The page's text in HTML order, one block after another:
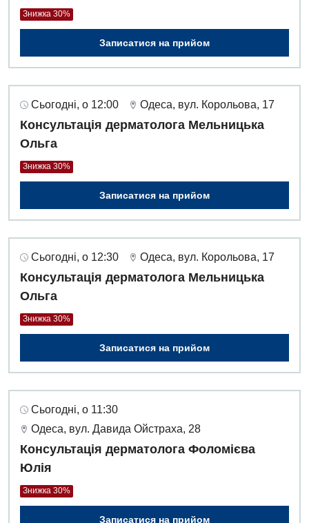
Знижка 30%
Записатися на прийом
Сьогодні, о 12:00 Одеса, вул. Корольова, 17
Консультація дерматолога Мельницька
Ольга
Знижка 30%
Записатися на прийом
Сьогодні, о 12:30 Одеса, вул. Корольова, 17
Консультація дерматолога Мельницька
Ольга
Знижка 30%
Записатися на прийом
Сьогодні, о 11:30
Одеса, вул. Давида Ойстраха, 28
Консультація дерматолога Фоломієва
Юлія
Знижка 30%
Записатися на прийом